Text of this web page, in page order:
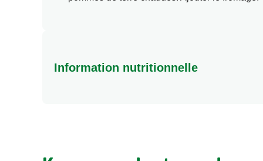
Information nutritionnelle